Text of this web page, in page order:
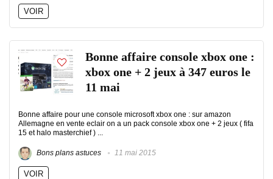
VOIR
Bonne affaire console xbox one :
xbox one + 2 jeux à 347 euros le
11 mai
Bonne affaire pour une console microsoft xbox one : sur amazon
Allemagne en vente eclair on a un pack console xbox one + 2 jeux ( fifa
15 et halo masterchief ) ...
Bons plans astuces 11 mai 2015
VOIR